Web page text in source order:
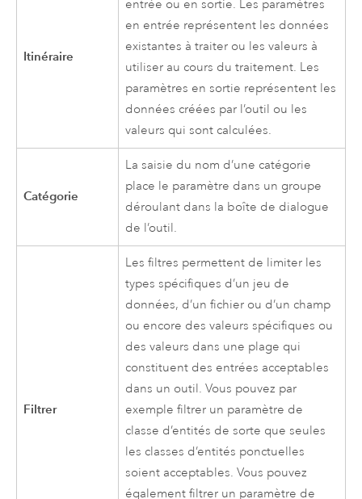
Itinéraire
entrée ou en sortie. Les paramètres
en entrée représentent les données
existantes à traiter ou les valeurs à
utiliser au cours du traitement. Les
paramètres en sortie représentent les
données créées par l’outil ou les
valeurs qui sont calculées.
Catégorie
La saisie du nom d’une catégorie
place le paramètre dans un groupe
déroulant dans la boîte de dialogue
de l’outil.
Filtrer
Les filtres permettent de limiter les
types spécifiques d’un jeu de
données, d’un fichier ou d’un champ
ou encore des valeurs spécifiques ou
des valeurs dans une plage qui
constituent des entrées acceptables
dans un outil. Vous pouvez par
exemple filtrer un paramètre de
classe d’entités de sorte que seules
les classes d’entités ponctuelles
soient acceptables. Vous pouvez
également filtrer un paramètre de